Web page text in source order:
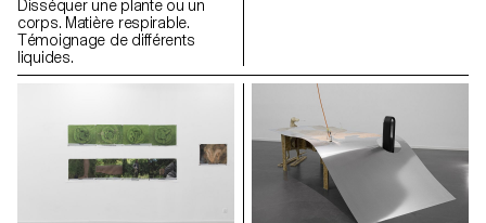
Disséquer une plante ou un
corps. Matière respirable.
Témoignage de différents
liquides.
l’on classerait normalement
dans la catégorie des
mauvaises herbes. Pourtant,
ces plantes avaient trouvé les
conditions dont elles avaient
besoin dans le conteneur. Elles
ont été amenées à l’intérieur,
replantées et préservées en